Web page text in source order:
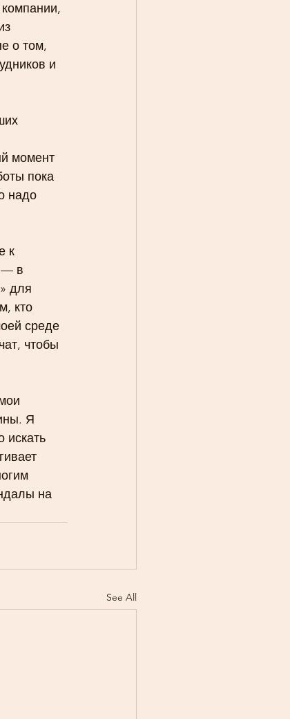
о том,
и
момент
пока
надо
к
— в
для
кто
среде
чтобы
Я
искать
на
See All